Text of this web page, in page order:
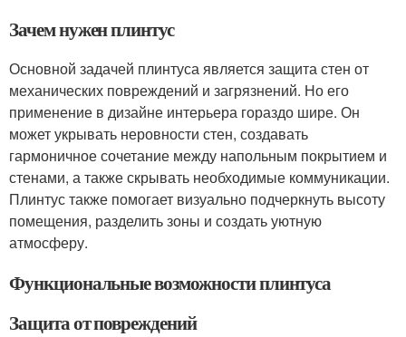
Зачем нужен плинтус
Основной задачей плинтуса является защита стен от
механических повреждений и загрязнений. Но его
применение в дизайне интерьера гораздо шире. Он
может укрывать неровности стен, создавать
гармоничное сочетание между напольным покрытием и
стенами, а также скрывать необходимые коммуникации.
Плинтус также помогает визуально подчеркнуть высоту
помещения, разделить зоны и создать уютную
атмосферу.
Функциональные возможности плинтуса
Защита от повреждений